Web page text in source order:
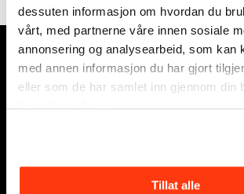
dessuten informasjon om hvordan du
vårt, med partnerne våre innen sosiale
annonsering og analysearbeid, som kan
med annen informasjon du har gjort
eller som de har samlet inn gjennom din
tjenestene deres.
Tillat alle
MUNCH, Bjørvika:
Edvard Munchs plass 1, 0194 Oslo